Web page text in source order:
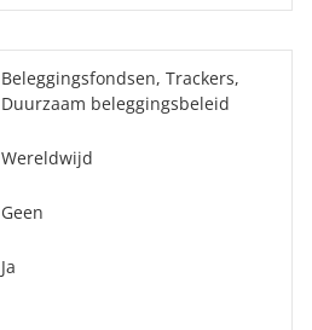
Beleggingsfondsen, Trackers,
Duurzaam beleggingsbeleid
Wereldwijd
Geen
Ja